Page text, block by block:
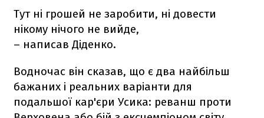
Тут ні грошей не заробити, ні довести
нікому нічого не вийде,
– написав Діденко.
Водночас він сказав, що є два найбільш
бажаних і реальних варіанти для
подальшої кар'єри Усика: реванш проти